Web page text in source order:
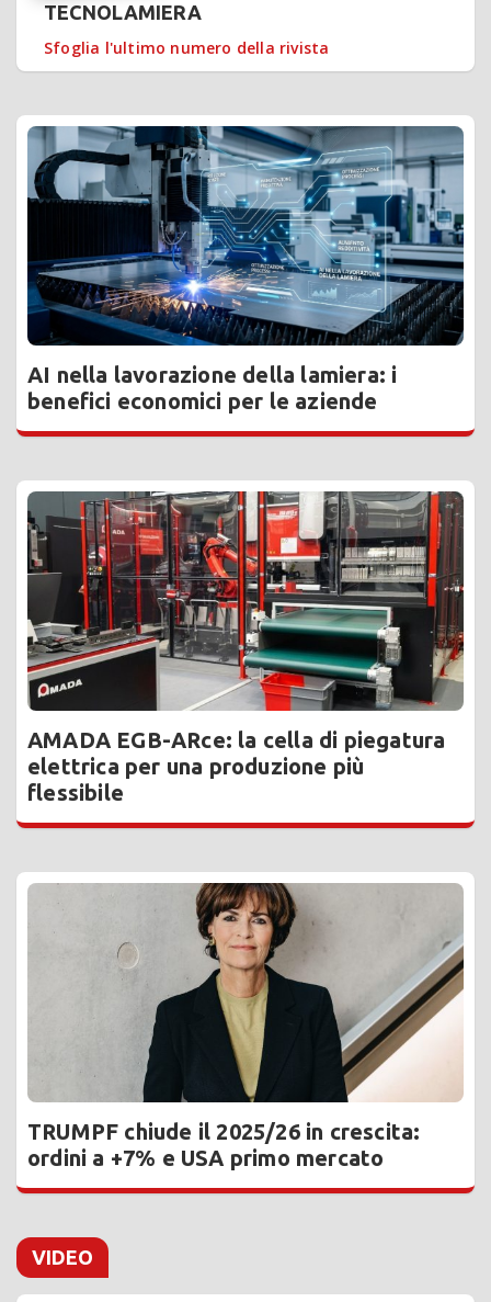
TECNOLAMIERA
Sfoglia l'ultimo numero della rivista
AI nella lavorazione della lamiera: i
benefici economici per le aziende
AMADA EGB-ARce: la cella di piegatura
elettrica per una produzione più
flessibile
TRUMPF chiude il 2025/26 in crescita:
ordini a +7% e USA primo mercato
VIDEO